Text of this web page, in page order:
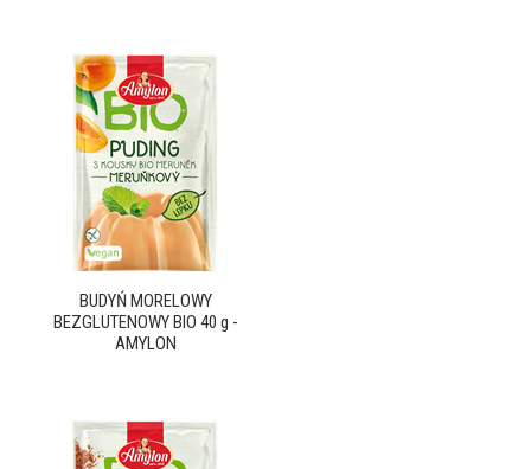
BUDYŃ MORELOWY
BEZGLUTENOWY BIO 40 g -
AMYLON